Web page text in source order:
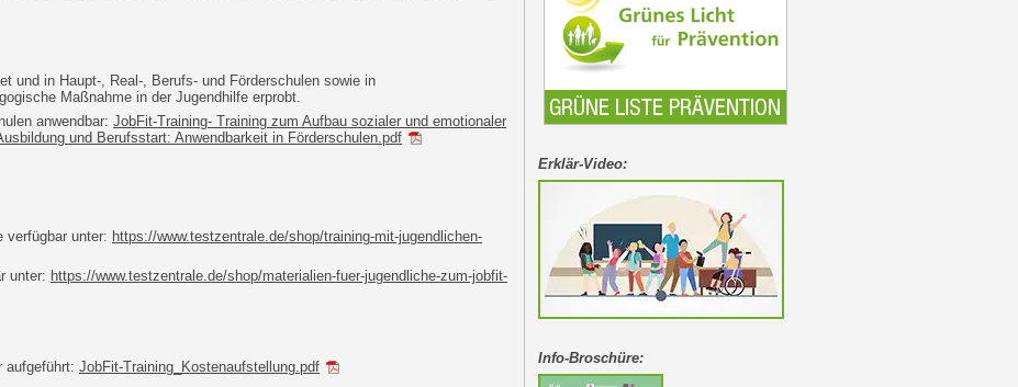
Erklär-Video:
Info-Broschüre:
und in Haupt-, Real-, Berufs- und Förderschulen sowie in
Maßnahme in der Jugendhilfe erprobt.
anwendbar: JobFit-Training- Training zum Aufbau sozialer und emotionaler
und Berufsstart: Anwendbarkeit in Förderschulen.pdf
verfügbar unter: https://www.testzentrale.de/shop/training-mit-jugendlichen-
unter: https://www.testzentrale.de/shop/materialien-fuer-jugendliche-zum-jobfit-
aufgeführt: JobFit-Training_Kostenaufstellung.pdf